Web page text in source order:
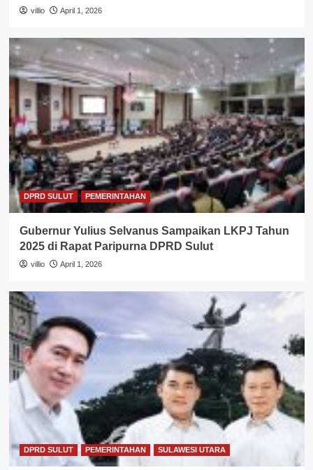
villio April 1, 2026
DPRD SULUT PEMERINTAHAN
Gubernur Yulius Selvanus Sampaikan LKPJ Tahun
2025 di Rapat Paripurna DPRD Sulut
villio April 1, 2026
DPRD SULUT PEMERINTAHAN SULAWESI UTARA